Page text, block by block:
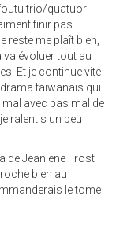
trio/quatuor
finir pas
reste me plaît bien,
évoluer tout au
Et je continue vite
taïwanais qui
avec pas mal de
ralentis un peu
de Jeaniene Frost
bien au
le tome